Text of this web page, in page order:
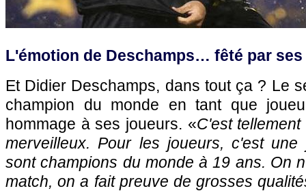
L'émotion de Deschamps… fêté par
Et Didier Deschamps, dans tout ça ? Le
champion du monde en tant que
hommage à ses joueurs. «C'est
merveilleux. Pour les joueurs, c'est une
sont champions du monde à 19 ans. On
match, on a fait preuve de grosses